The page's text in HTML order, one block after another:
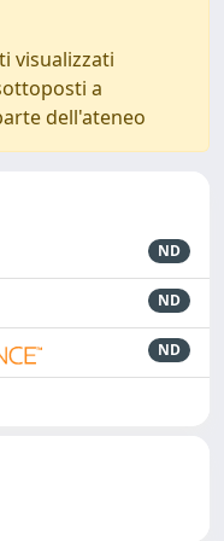
visualizzati
a
dell'ateneo
ND
ND
ND